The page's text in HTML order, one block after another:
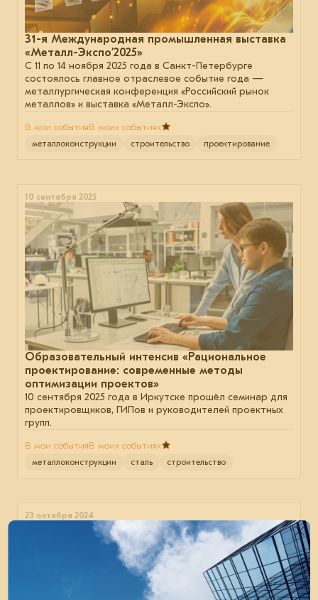
31-я Международная промышленная выставка
«Металл-Экспо’2025»
С 11 по 14 ноября 2025 года в Санкт-Петербурге
состоялось главное отраслевое событие года —
металлургическая конференция «Российский рынок
металлов» и выставка «Металл-Экспо».
В мои событияВ моих событиях
металлоконструкции строительство проектирование
10 сентября 2025
Образовательный интенсив «Рациональное
проектирование: современные методы
оптимизации проектов»
10 сентября 2025 года в Иркутске прошёл семинар для
проектировщиков, ГИПов и руководителей проектных
групп.
В мои событияВ моих событиях
металлоконструкции сталь строительство
23 октября 2024